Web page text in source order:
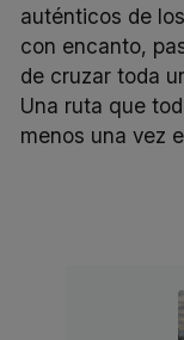
auténticos de
con encanto,
de cruzar toda
Una ruta que
menos una vez